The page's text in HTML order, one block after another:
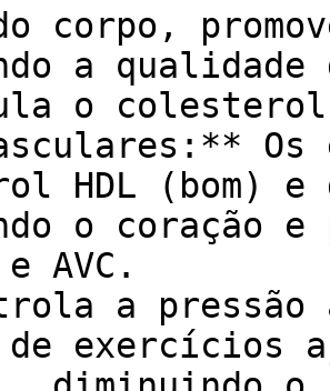
corpo,
a
o colesterol
Os
HDL (bom) e
o coração e
AVC.
a
exercícios